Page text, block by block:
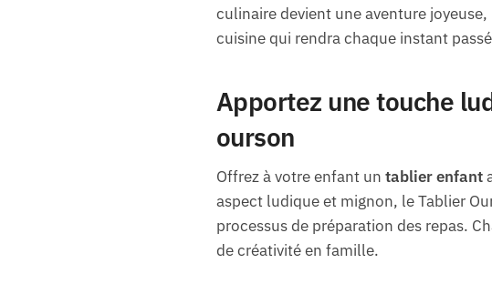
culinaire devient une aventure
cuisine qui rendra chaque instant
Apportez une touche
ourson
Offrez à votre enfant un tablier enfant
aspect ludique et mignon, le Tablier
processus de préparation des repas.
de créativité en famille.